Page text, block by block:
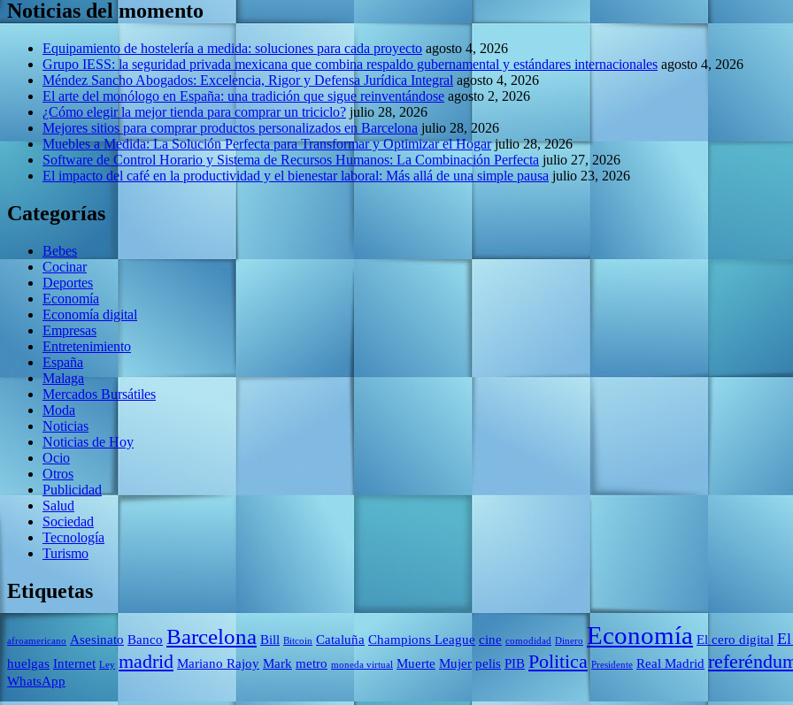
Noticias del momento
Equipamiento de hostelería a medida: soluciones para cada proyecto agosto 4, 2026
Grupo IESS: la seguridad privada mexicana que combina respaldo gubernamental y estándares internacionales agosto 4, 2026
Méndez Sancho Abogados: Excelencia, Rigor y Defensa Jurídica Integral agosto 4, 2026
El arte del monólogo en España: una tradición que sigue reinventándose agosto 2, 2026
¿Cómo elegir la mejor tienda para comprar un triciclo? julio 28, 2026
Mejores sitios para comprar productos personalizados en Barcelona julio 28, 2026
Muebles a Medida: La Solución Perfecta para Transformar y Optimizar el Hogar julio 28, 2026
Software de Control Horario y Sistema de Recursos Humanos: La Combinación Perfecta julio 27, 2026
El impacto del café en la productividad y el bienestar laboral: Más allá de una simple pausa julio 23, 2026
Categorías
Bebes
Cocinar
Deportes
Economía
Economía digital
Empresas
Entretenimiento
España
Malaga
Mercados Bursátiles
Moda
Noticias
Noticias de Hoy
Ocio
Otros
Publicidad
Salud
Sociedad
Tecnología
Turismo
Etiquetas
afroamericano Asesinato Banco Barcelona Bill Bitcoin Cataluña Champions League cine comodidad Dinero Economía El cero digital
huelgas Internet Ley madrid Mariano Rajoy Mark metro moneda virtual Muerte Mujer pelis PIB Politica Presidente Real Madrid
WhatsApp